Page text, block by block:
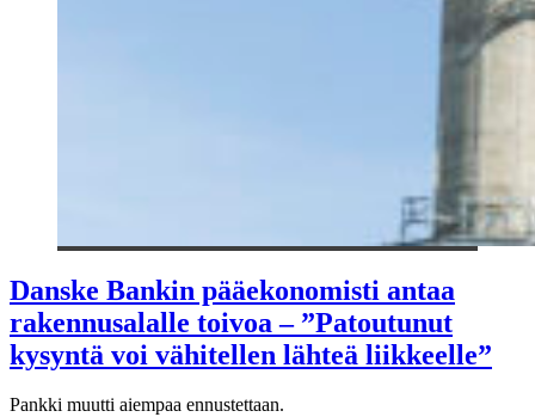
Danske Bankin pääekonomisti antaa
rakennusalalle toivoa – ”Patoutunut
kysyntä voi vähitellen lähteä liikkeelle”
Pankki muutti aiempaa ennustettaan.